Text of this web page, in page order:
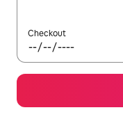
Checkout